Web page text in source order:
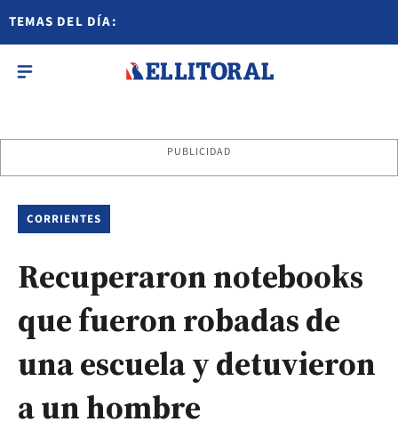
TEMAS DEL DÍA:
PUBLICIDAD
CORRIENTES
Recuperaron notebooks
que fueron robadas de
una escuela y detuvieron
a un hombre